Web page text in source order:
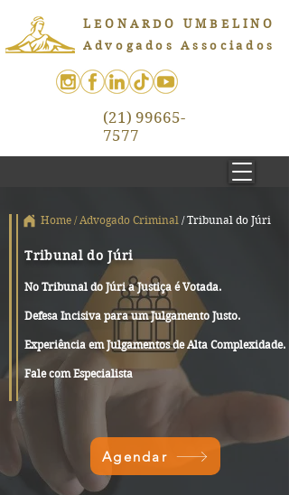
LEONARDO UMBELINO
Advogados Associados
(21) 99665-
7577
Home /Advogado Criminal / Tribunal do Júri
Tribunal do Júri
No Tribunal do Júri a Justiça é Votada.
Defesa Incisiva para um Julgamento Justo.
Experiência em Julgamentos de Alta Complexidade.
Fale com Especialista
Agendar